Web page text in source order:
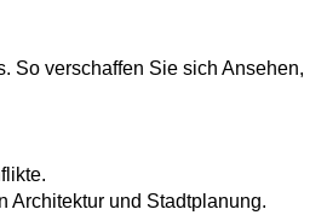
So verschaffen Sie sich Ansehen,
Architektur und Stadtplanung.